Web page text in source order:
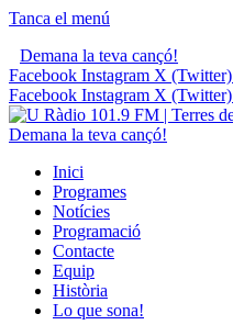
Tanca el menú
Demana la teva cançó!
Facebook Instagram X (Twitter)
Facebook Instagram X (Twitter)
Demana la teva cançó!
Inici
Programes
Notícies
Programació
Contacte
Equip
Història
Lo que sona!